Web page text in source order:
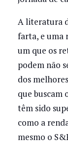
A literatura
farta, e uma
um que os
podem não
dos
que buscam
têm sido
como a
mesmo o